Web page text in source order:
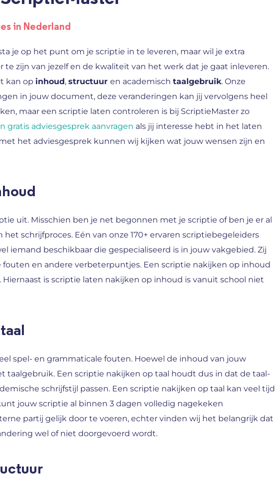
in Nederland
je op het punt om je scriptie in te leveren, maar wil je extra
te zijn van jezelf en de kwaliteit van het werk dat je gaat inleveren.
kan op inhoud, structuur en academisch taalgebruik. Onze
in jouw document, deze veranderingen kan jij vervolgens heel
maar een scriptie laten controleren is bij ScriptieMaster zo
gratis adviesgesprek aanvragen als jij interesse hebt in het laten
het adviesgesprek kunnen wij kijken wat jouw wensen zijn en
uit. Misschien ben je net begonnen met je scriptie of ben je er al
schrijfproces. Eén van onze 170+ ervaren scriptiebegeleiders
iemand beschikbaar die gespecialiseerd is in jouw vakgebied. Zij
en andere verbeterpuntjes. Een scriptie nakijken op inhoud
is scriptie laten nakijken op inhoud is vanuit school niet
spel- en grammaticale fouten. Hoewel de inhoud van jouw
Een scriptie nakijken op taal houdt dus in dat de taal-
schrijfstijl passen. Een scriptie nakijken op taal kan veel tijd
jouw scriptie al binnen 3 dagen volledig nagekeken
partij gelijk door te voeren, echter vinden wij het belangrijk dat
wel of niet doorgevoerd wordt.